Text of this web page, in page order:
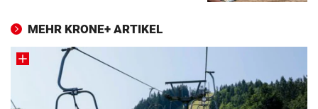
MEHR KRONE+ ARTIKEL